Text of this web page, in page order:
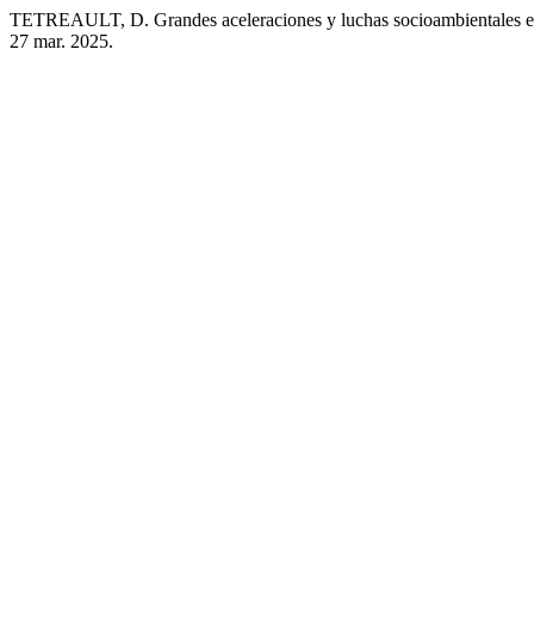
TETREAULT, D. Grandes aceleraciones y luchas socioambientales
27 mar. 2025.